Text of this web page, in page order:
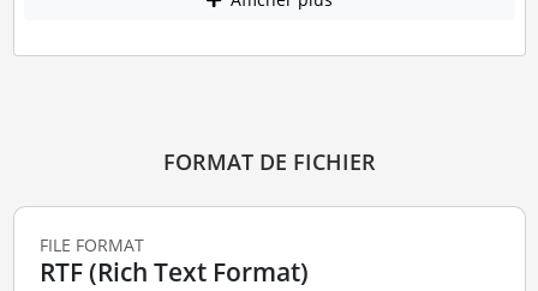
FORMAT DE FICHIER
FILE FORMAT
RTF (Rich Text Format)